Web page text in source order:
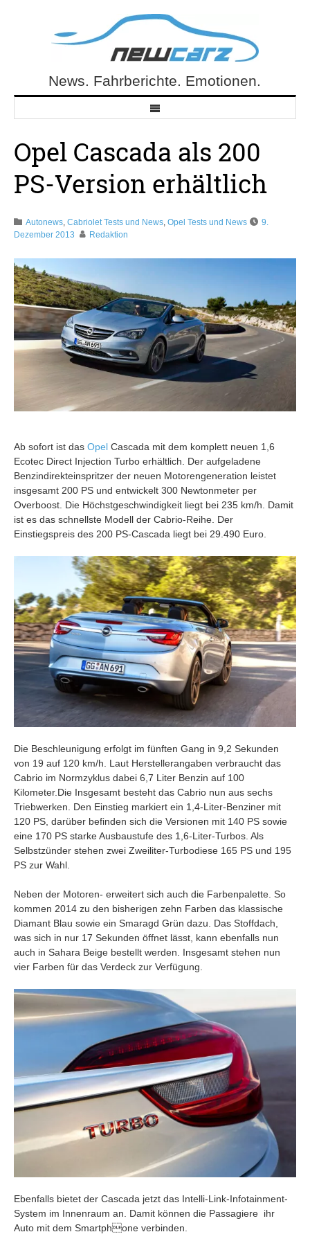
NewCarz.deNews. Fahrberichte. Emotionen.
Opel Cascada als 200
PS-Version erhältlich
Autonews, Cabriolet Tests und News, Opel Tests und News
9.
Dezember 2013
Redaktion
Ab sofort ist das Opel Cascada mit dem komplett neuen 1,6
Ecotec Direct Injection Turbo erhältlich. Der aufgeladene
Benzindirekteinspritzer der neuen Motorengeneration leistet
insgesamt 200 PS und entwickelt 300 Newtonmeter per
Overboost. Die Höchstgeschwindigkeit liegt bei 235 km/h. Damit
ist es das schnellste Modell der Cabrio-Reihe. Der
Einstiegspreis des 200 PS-Cascada liegt bei 29.490 Euro.
Die Beschleunigung erfolgt im fünften Gang in 9,2 Sekunden
von 19 auf 120 km/h. Laut Herstellerangaben verbraucht das
Cabrio im Normzyklus dabei 6,7 Liter Benzin auf 100
Kilometer.Die Insgesamt besteht das Cabrio nun aus sechs
Triebwerken. Den Einstieg markiert ein 1,4-Liter-Benziner mit
120 PS, darüber befinden sich die Versionen mit 140 PS sowie
eine 170 PS starke Ausbaustufe des 1,6-Liter-Turbos. Als
Selbstzünder stehen zwei Zweiliter-Turbodiese 165 PS und 195
PS zur Wahl.
Neben der Motoren- erweitert sich auch die Farbenpalette. So
kommen 2014 zu den bisherigen zehn Farben das klassische
Diamant Blau sowie ein Smaragd Grün dazu. Das Stoffdach,
was sich in nur 17 Sekunden öffnet lässt, kann ebenfalls nun
auch in Sahara Beige bestellt werden. Insgesamt stehen nun
vier Farben für das Verdeck zur Verfügung.
Ebenfalls bietet der Cascada jetzt das Intelli-Link-Infotainment-
System im Innenraum an. Damit können die Passagiere ihr
Auto mit dem Smartphone verbinden.